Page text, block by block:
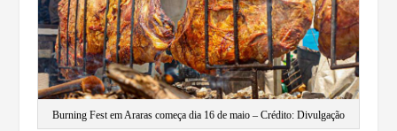
Burning Fest em Araras começa dia 16 de maio – Crédito: Divulgação